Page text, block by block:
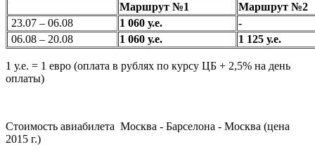
Маршрут №1
Маршрут №2
23.07 – 06.08
1 060 у.е.
-
06.08 – 20.08
1 060 у.е. 1 125 у.е.
1 у.е. = 1 евро (оплата в рублях по курсу ЦБ + 2,5% на день
оплаты)
Стоимость авиабилета Москва - Барселона - Москва (цена
2015 г.)